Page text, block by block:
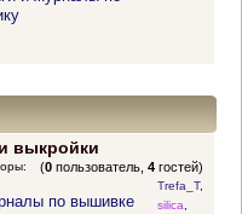
выкройки
(0 пользователь,4 гостей)
по вышивке
Trefa_T,
silica,